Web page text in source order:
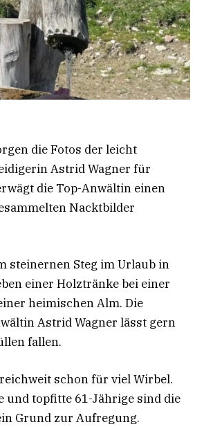
die Fotos der leicht
Astrid Wagner für
die Top-Anwältin einen
Nacktbilder
steinernen Steg im Urlaub in
einer Holztränke bei einer
heimischen Alm. Die
Astrid Wagner lässt gern
fallen.
schon für viel Wirbel.
und topfitte 61-Jährige sind die
Grund zur Aufregung.